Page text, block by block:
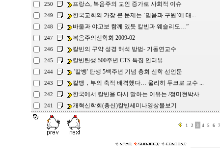
250 프랑스, 복음주의 교인 증가로 사회적 이슈
249 한국교회의 가장 큰 문제는 ‘믿음과 구원’에 대...
248 바울과 야고보 함께 있듯 칼빈과 웨슬리도…”
247 복음주의신학회 2009-02
246 칼빈의 구약 성경 해석 방법- 기동연교수
245 칼빈탄생 500주년 CTS 특집 인터뷰
244 '칼뱅' 탄생 5백주년 기념 총회 신학 선언문
243 칼뱅，부의 축적 배격했다… 울리히 두크로 교수 ...
242 한국에서 칼빈을 다시 말하는 이유는 /정미현박사
241 개혁신학회(총신)칼빈세미나영상물보기
1 2 3 4 5 6 7